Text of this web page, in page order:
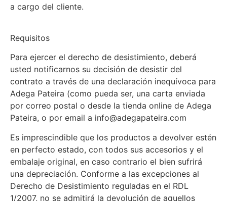
a cargo del cliente.
Requisitos
Para ejercer el derecho de desistimiento, deberá
usted notificarnos su decisión de desistir del
contrato a través de una declaración inequívoca para
Adega Pateira (como pueda ser, una carta enviada
por correo postal o desde la tienda online de Adega
Pateira, o por email a info@adegapateira.com
Es imprescindible que los productos a devolver estén
en perfecto estado, con todos sus accesorios y el
embalaje original, en caso contrario el bien sufrirá
una depreciación. Conforme a las excepciones al
Derecho de Desistimiento reguladas en el RDL
1/2007, no se admitirá la devolución de aquellos